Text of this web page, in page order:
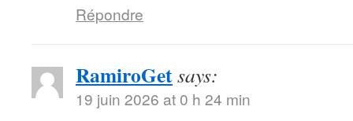
Répondre
RamiroGetsays:
19 juin 2026 at 0 h 24 min